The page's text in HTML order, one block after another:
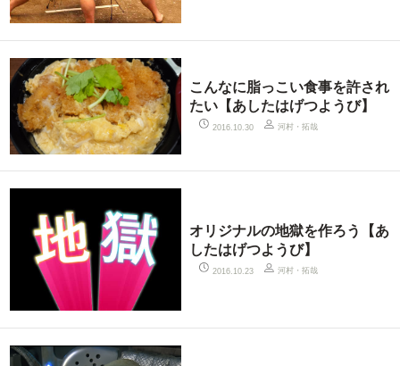
こんなに脂っこい食事を許され
たい【あしたはげつようび】
2016.10.30 河村・拓哉
オリジナルの地獄を作ろう【あ
したはげつようび】
2016.10.23 河村・拓哉